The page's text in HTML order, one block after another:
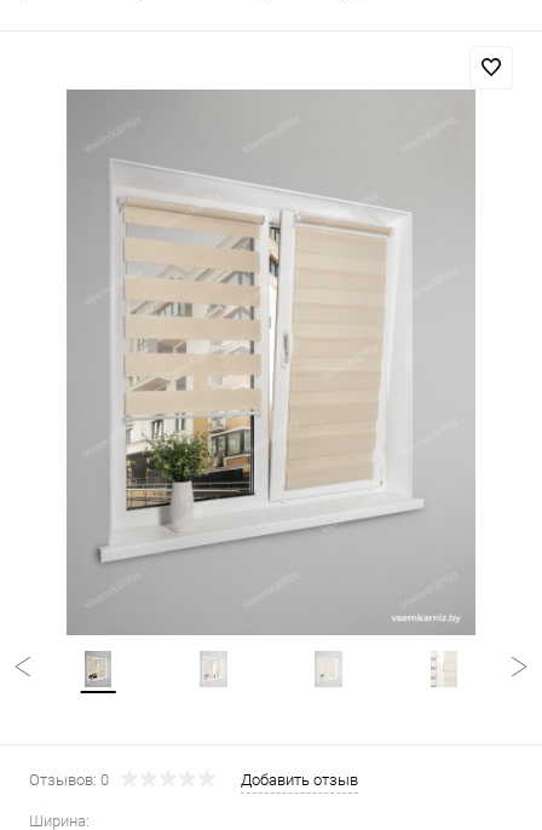
Отзывов: 0 Добавить отзыв
Ширина: